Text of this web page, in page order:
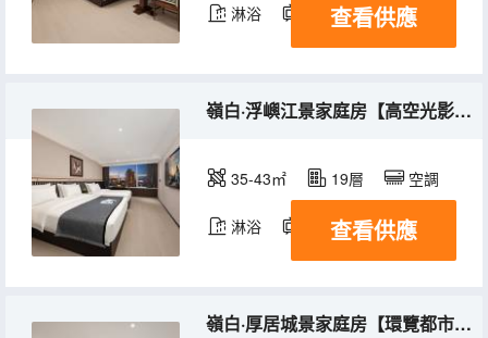
淋浴 電視機 冰箱
查看供應
嶺白·浮嶼江景家庭房【高空光影夜景+超大雙床佈局】
35-43㎡ 19層 空調
淋浴 電視機 冰箱
查看供應
嶺白·厚居城景家庭房【環覽都市霓虹+品牌洗護】